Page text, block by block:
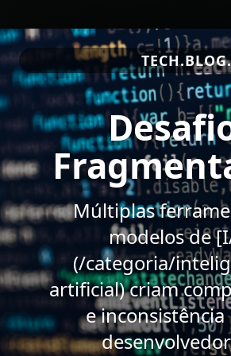
Múltiplas
modelos de
(/categoria/
artificial) criam
e inconsistência